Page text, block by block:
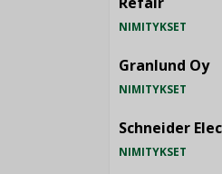
NIMITYKSET
Granlund Oy
NIMITYKSET
Schneider
NIMITYKSET